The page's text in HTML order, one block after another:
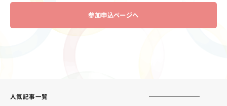
参加申込ページへ
人気記事一覧